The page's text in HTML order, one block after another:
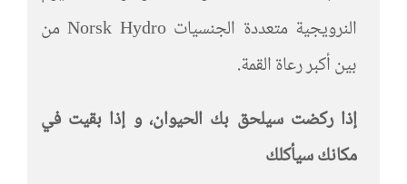
النرويجية متعددة الجنسيات Norsk Hydro من
بين أكبر رعاة القمة.
إذا ركضت سيلحق بك الحيوان، و إذا بقيت في
مكانك سيأكلك